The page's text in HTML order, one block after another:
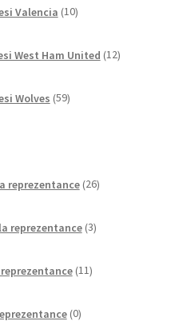
Valencia 10izdelkov
West Ham United 12izdelkov
Wolves 59izdelkov
reprezentance 26izdelkov
reprezentance 3izdelki
11izdelkov
0izdelkov